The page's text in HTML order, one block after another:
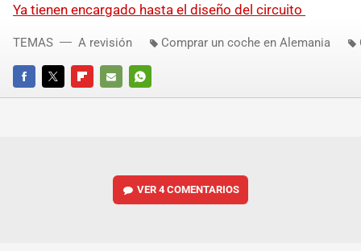
Ya tienen encargado hasta el diseño del circuito
FACEBOOKTWITTERFLIPBOARD
E-
WHATSAPP
TEMAS A revisión Comprar un coche en Alemania
VER4 COMENTARIOS